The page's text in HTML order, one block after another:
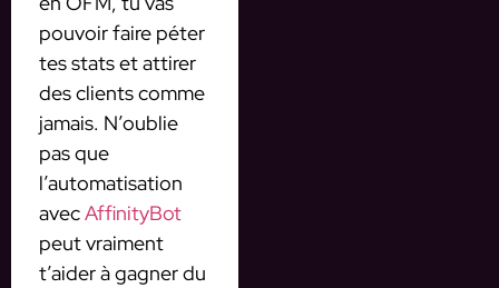
pouvoir faire péter
tes stats et attirer
des clients comme
jamais. N’oublie
pas que
l’automatisation
avecAffinityBot
peut vraiment
t’aider à gagner du